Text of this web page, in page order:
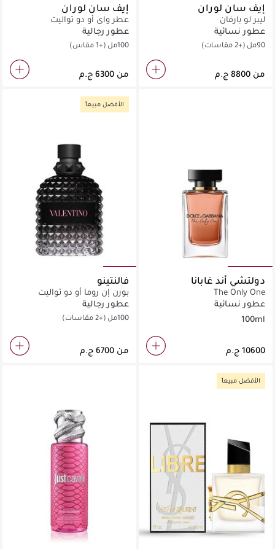
إيف سان لوران
ليبر لو بارفان
عطور نسائية
90مل (+2 مقاسات)
من
إيف سان لوران
عطر واي أو دو تواليت
عطور رجالية
100مل (+1 مقاس)
من
دولتشي أند غابانا
The Only One
عطور نسائية
100ml
الأفضل مبيعاً
فالنتينو
بورن إن روما أو دو تواليت
عطور رجالية
100مل (+2 مقاسات)
من
الأفضل مبيعاً